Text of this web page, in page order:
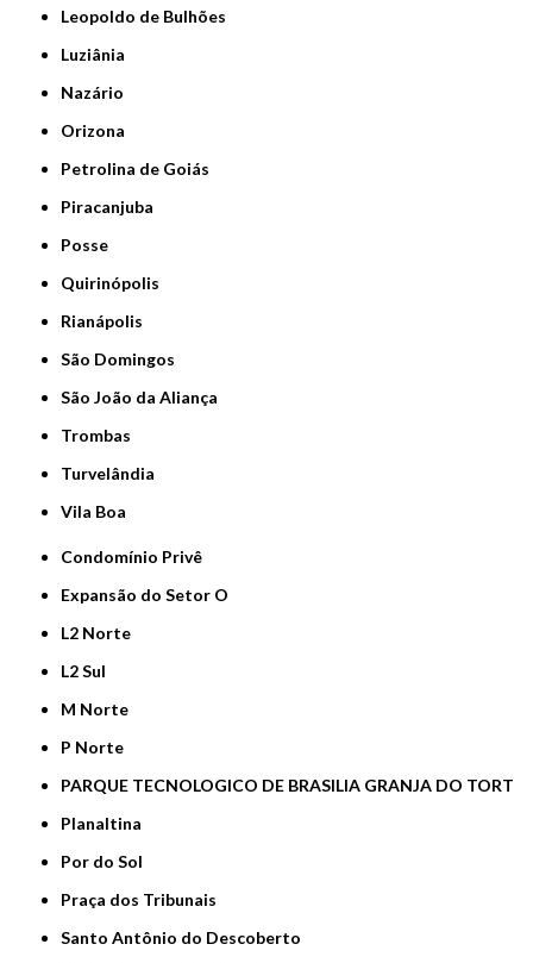
Leopoldo de Bulhões
Luziânia
Nazário
Orizona
Petrolina de Goiás
Piracanjuba
Posse
Quirinópolis
Rianápolis
São Domingos
São João da Aliança
Trombas
Turvelândia
Vila Boa
Condomínio Privê
Expansão do Setor O
L2 Norte
L2 Sul
M Norte
P Norte
PARQUE TECNOLOGICO DE BRASILIA GRANJA DO TORT
Planaltina
Por do Sol
Praça dos Tribunais
Santo Antônio do Descoberto